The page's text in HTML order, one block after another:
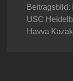
USC
Havva